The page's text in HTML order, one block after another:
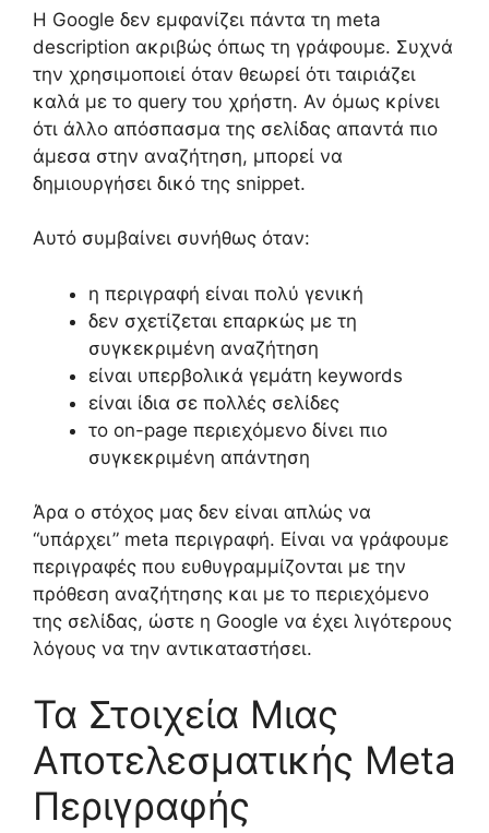
Η Google δεν εμφανίζει πάντα τη meta
description ακριβώς όπως τη γράφουμε. Συχνά
την χρησιμοποιεί όταν θεωρεί ότι ταιριάζει
καλά με το query του χρήστη. Αν όμως κρίνει
ότι άλλο απόσπασμα της σελίδας απαντά πιο
άμεσα στην αναζήτηση, μπορεί να
δημιουργήσει δικό της snippet.
Αυτό συμβαίνει συνήθως όταν:
η περιγραφή είναι πολύ γενική
δεν σχετίζεται επαρκώς με τη
συγκεκριμένη αναζήτηση
είναι υπερβολικά γεμάτη keywords
είναι ίδια σε πολλές σελίδες
το on-page περιεχόμενο δίνει πιο
συγκεκριμένη απάντηση
Άρα ο στόχος μας δεν είναι απλώς να
“υπάρχει” meta περιγραφή. Είναι να γράφουμε
περιγραφές που ευθυγραμμίζονται με την
πρόθεση αναζήτησης και με το περιεχόμενο
της σελίδας, ώστε η Google να έχει λιγότερους
λόγους να την αντικαταστήσει.
Τα Στοιχεία Μιας
Αποτελεσματικής Meta
Περιγραφής